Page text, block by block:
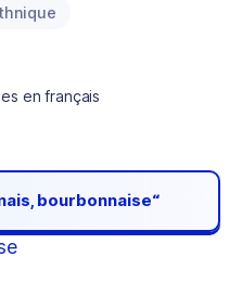
en français
bourbonnaise“